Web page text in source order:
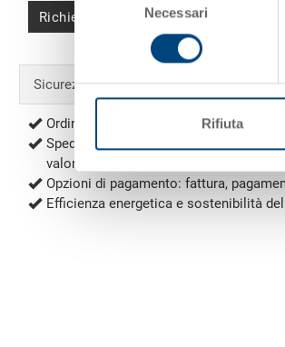
del
consenso
Necessari
Rifiuta
Richiedi offerta
Sicurezza & ordini
Ordini sicuri con la cifratura
Spedizione gratuita per ordini a partire
valore netto (eccezioni secondo
Opzioni di pagamento: fattura,
Efficienza energetica e sostenibilità